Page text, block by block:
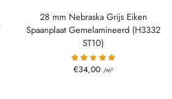
28 mm Nebraska Grijs Eiken
Spaanplaat Gemelamineerd (H3332
ST10)
€34,00 /m²